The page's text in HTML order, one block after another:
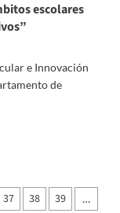
escolares
e Innovación
de
37 38 39 …